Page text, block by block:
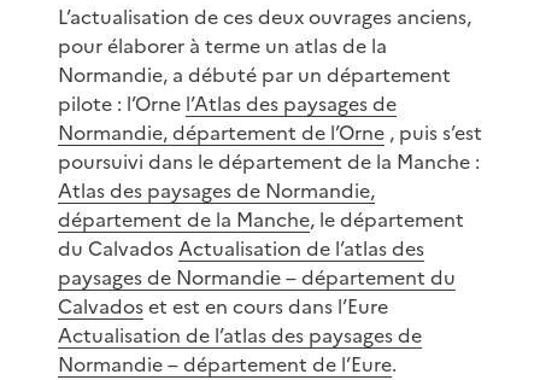
L’actualisation de ces deux ouvrages anciens,
pour élaborer à terme un atlas de la
Normandie, a débuté par un département
pilote : l’Orne l’Atlas des paysages de
Normandie, département de l’Orne , puis s’est
poursuivi dans le département de la Manche :
Atlas des paysages de Normandie,
département de la Manche, le département
du CalvadosActualisation de l’atlas des
paysages de Normandie – département du
Calvadoset est en cours dans l’Eure
Actualisation de l’atlas des paysages de
Normandie – département de l’Eure.